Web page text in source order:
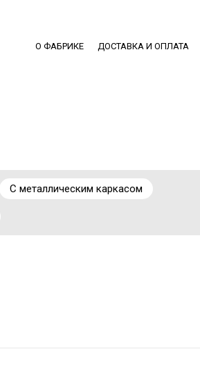
О ФАБРИКЕ ДОСТАВКА И ОПЛАТА
С металлическим каркасом